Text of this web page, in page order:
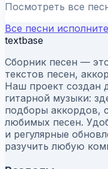
Посмотреть все
Все песни
textbase
Сборник песен —
текстов песен,
Наш проект создан
гитарной музыки:
подборы аккордов,
любимых песен.
и регулярные
разучить любую